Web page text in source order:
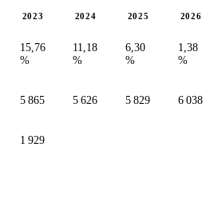
2023 2024 2025 2026
15,76
%
11,18
%
6,30
%
1,38
%
5 865 5 626 5 829 6 038
1 929